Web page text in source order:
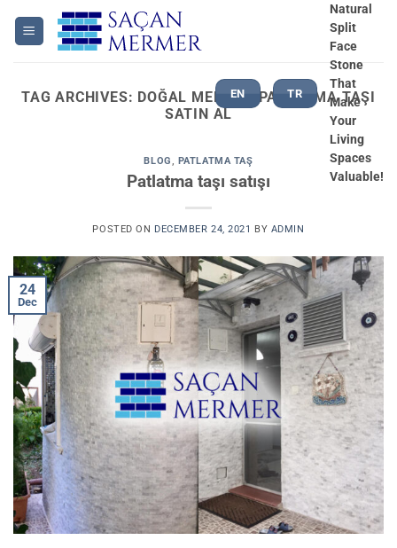
EN TR
Natural
Split
Face
Stone
That
Make
Your
Living
Spaces
Valuable!
TAG ARCHIVES: DOĞAL MERMER PATLATMA TAŞI
SATIN AL
BLOG, PATLATMA TAŞ
Patlatma taşı satışı
POSTED ON DECEMBER 24, 2021 BY ADMIN
24
Dec